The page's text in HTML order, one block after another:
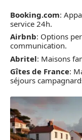
Booking.com:
service 24h.
Airbnb: Options
communication.
Abritel: Maisons
Gîtes de France:
séjours